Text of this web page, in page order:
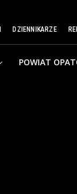
DZIENNIKARZE
POWIAT